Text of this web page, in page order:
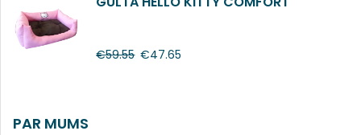
€59.55 €47.65
PAR MUMS